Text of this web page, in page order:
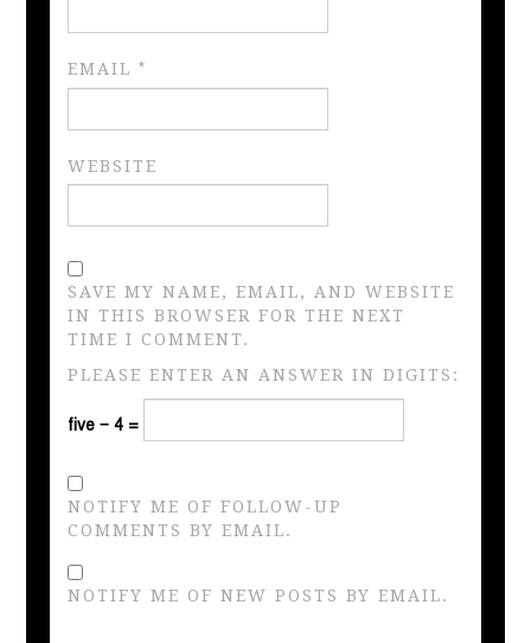
EMAIL*
WEBSITE
SAVE MY NAME, EMAIL, AND WEBSITE
IN THIS BROWSER FOR THE NEXT
TIME I COMMENT.
PLEASE ENTER AN ANSWER IN DIGITS:
five − 4 =
NOTIFY ME OF FOLLOW-UP
COMMENTS BY EMAIL.
NOTIFY ME OF NEW POSTS BY EMAIL.